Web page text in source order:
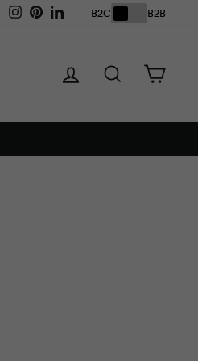
Instagram
PinterestLinkedIn
B2C B2B
Se connecter
Recherche